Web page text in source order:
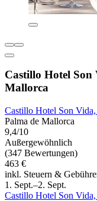
Castillo Hotel
Mallorca
Castillo Hotel Son
Palma de Mallorca
9,4/10
Außergewöhnlich
(347 Bewertungen)
463 €
inkl. Steuern &
1. Sept.–2. Sept.
Castillo Hotel Son